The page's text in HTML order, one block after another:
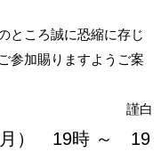
ところ誠に恐縮に存じ
参加賜りますようご案
謹白
月） 19時 ～ 19